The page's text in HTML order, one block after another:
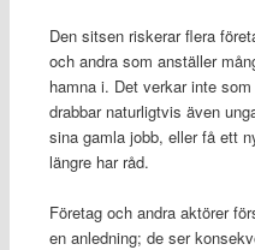
Den sitsen riskerar flera
och andra som anställer
hamna i. Det verkar inte
drabbar naturligtvis även
sina gamla jobb, eller få ett
längre har råd.
Företag och andra aktörer
en anledning; de ser